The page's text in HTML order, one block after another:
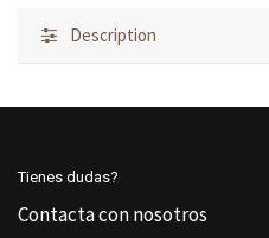
Description
Tienes dudas?
Contacta con nosotros